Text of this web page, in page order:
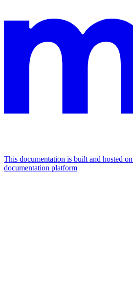
This documentation is built and hosted
documentation platform